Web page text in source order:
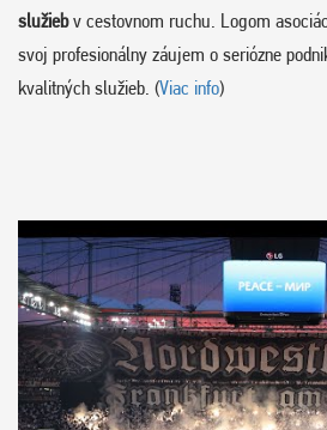
služiebv cestovnom ruchu. Logom
svoj profesionálny záujem o seriózne
kvalitných služieb. (Viac info)